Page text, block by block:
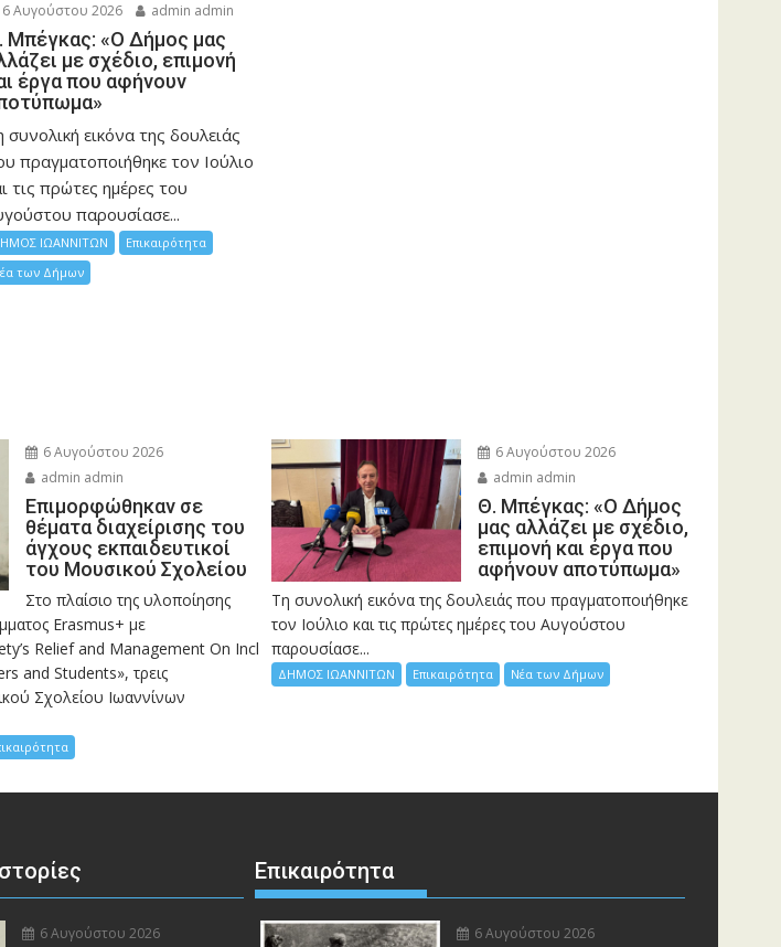
6 Αυγούστου 2026 admin admin
Μπέγκας: «Ο Δήμος μας
με σχέδιο, επιμονή
έργα που αφήνουν
συνολική εικόνα της δουλειάς
πραγματοποιήθηκε τον Ιούλιο
τις πρώτες ημέρες του
παρουσίασε...
ΙΩΑΝΝΙΤΩΝ
Επικαιρότητα
των Δήμων
6 Αυγούστου 2026
admin admin
Eπιμορφώθηκαν σε
θέματα διαχείρισης του
άγχους εκπαιδευτικοί
του Μουσικού Σχολείου
Στο πλαίσιο της υλοποίησης
Erasmus+ με
Relief and Management On Incl
and Students», τρεις
Σχολείου Ιωαννίνων
6 Αυγούστου 2026
admin admin
Θ. Μπέγκας: «Ο Δήμος
μας αλλάζει με σχέδιο,
επιμονή και έργα που
αφήνουν αποτύπωμα»
Τη συνολική εικόνα της δουλειάς που πραγματοποιήθηκε
τον Ιούλιο και τις πρώτες ημέρες του Αυγούστου
παρουσίασε...
ΔΗΜΟΣ ΙΩΑΝΝΙΤΩΝ Επικαιρότητα Νέα των Δήμων
6 Αυγούστου 2026
Επικαιρότητα
6 Αυγούστου 2026